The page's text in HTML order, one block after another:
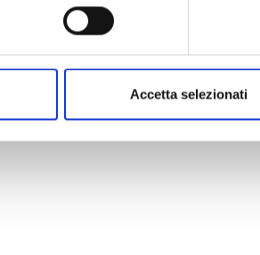
Accetta selezionati